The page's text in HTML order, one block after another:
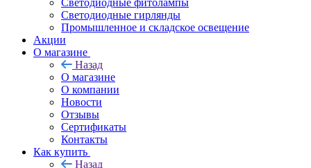
Светодиодные фитолампы
Светодиодные гирлянды
Промышленное и складское освещение
Акции
О магазине
Назад
О магазине
О компании
Новости
Отзывы
Сертификаты
Контакты
Как купить
Назад